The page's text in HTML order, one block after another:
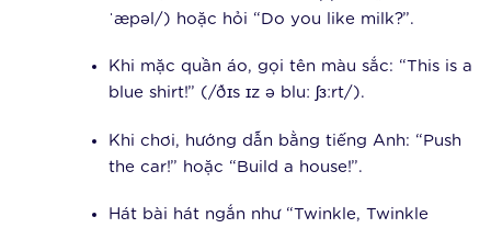
ˈæpəl/) hoặc hỏi “Do you like milk?”.
Khi mặc quần áo, gọi tên màu sắc: “This is a
blue shirt!” (/ðɪs ɪz ə bluː ʃɜːrt/).
Khi chơi, hướng dẫn bằng tiếng Anh: “Push
the car!” hoặc “Build a house!”.
Hát bài hát ngắn như “Twinkle, Twinkle